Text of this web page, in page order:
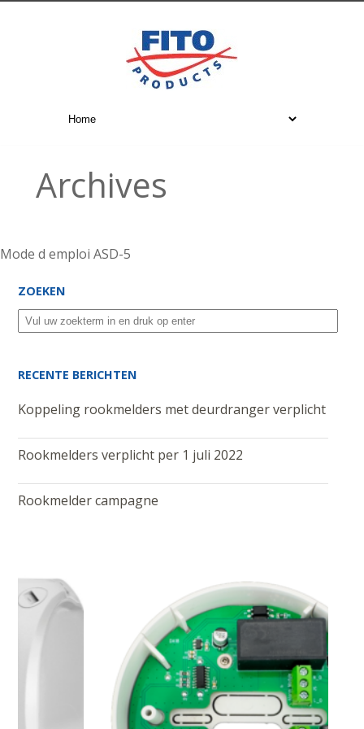
Archives
Mode d emploi ASD-5
ZOEKEN
RECENTE BERICHTEN
Koppeling rookmelders met deurdranger verplicht
Rookmelders verplicht per 1 juli 2022
Rookmelder campagne